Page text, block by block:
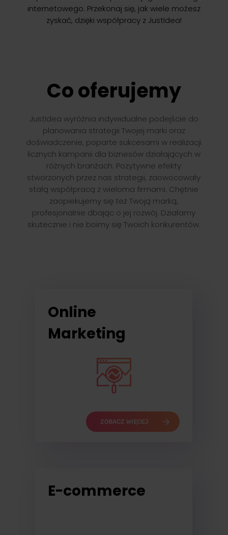
internetowego. Przekonaj się, jak wiele możesz
zyskać, dzięki współpracy z JustIdea!
Co oferujemy
JustIdea wyróżnia indywidualne podejście do
planowania strategii Twojej marki oraz
doświadczenie, poparte sukcesami w realizacji
licznych kampanii dla biznesów działających w
różnych branżach. Pozytywne efekty
stworzonych przez nas strategii, zaowocowały
stałą współpracą z wieloma firmami. Chętnie
zaopiekujemy się też Twoją marką,
profesjonalnie dbając o jej rozwój. Działamy
skutecznie i nie boimy się Twoich konkurentów.
Online
Marketing
ZOBACZ WIĘCEJ
E-commerce